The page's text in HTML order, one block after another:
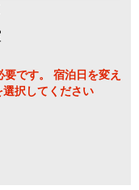
です。 宿泊日を変え
択してください